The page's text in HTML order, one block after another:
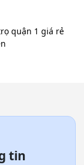
quận 1 giá rẻ
tin